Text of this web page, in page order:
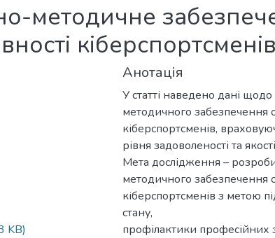
методичне
кіберспортсменів
KB)
Анотація
У статті наведено дані
методичного забезпечення
кіберспортсменів,
рівня задоволеності та
Мета дослідження –
методичного забезпечення
кіберспортсменів з метою
стану,
профілактики